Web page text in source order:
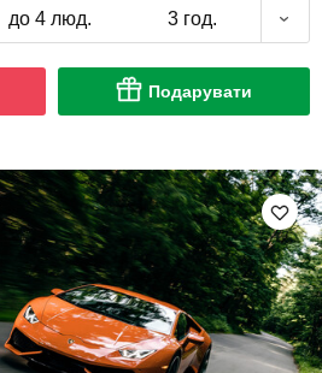
до 4 люд. 3 год.
Подарувати